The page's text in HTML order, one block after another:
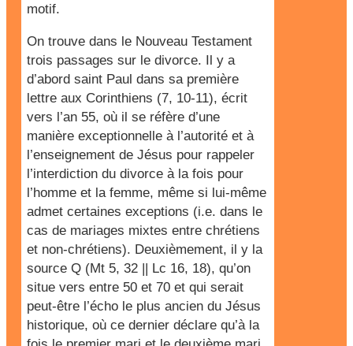
motif.
On trouve dans le Nouveau Testament
trois passages sur le divorce. Il y a
d’abord saint Paul dans sa première
lettre aux Corinthiens (7, 10-11), écrit
vers l’an 55, où il se réfère d’une
manière exceptionnelle à l’autorité et à
l’enseignement de Jésus pour rappeler
l’interdiction du divorce à la fois pour
l’homme et la femme, même si lui-même
admet certaines exceptions (i.e. dans le
cas de mariages mixtes entre chrétiens
et non-chrétiens). Deuxièmement, il y la
source Q (Mt 5, 32 || Lc 16, 18), qu’on
situe vers entre 50 et 70 et qui serait
peut-être l’écho le plus ancien du Jésus
historique, où ce dernier déclare qu’à la